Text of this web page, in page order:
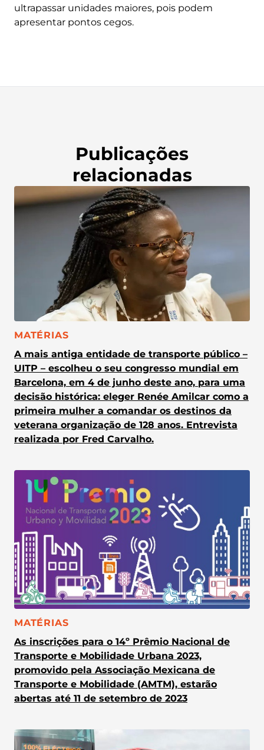
ultrapassar unidades maiores, pois podem
apresentar pontos cegos.
Publicações
relacionadas
CATEGORIA:
MATÉRIAS
A mais antiga entidade de transporte público –
UITP – escolheu o seu congresso mundial em
Barcelona, em 4 de junho deste ano, para uma
decisão histórica: eleger Renée Amilcar como a
primeira mulher a comandar os destinos da
veterana organização de 128 anos. Entrevista
realizada por Fred Carvalho.
CATEGORIA:
MATÉRIAS
As inscrições para o 14º Prêmio Nacional de
Transporte e Mobilidade Urbana 2023,
promovido pela Associação Mexicana de
Transporte e Mobilidade (AMTM), estarão
abertas até 11 de setembro de 2023